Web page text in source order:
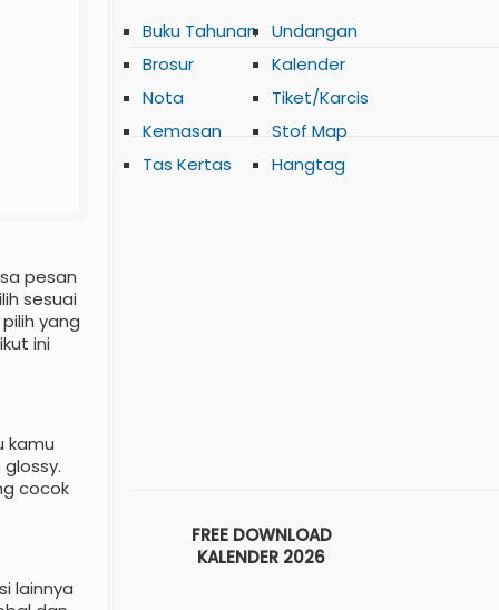
pesan
sesuai
yang
ini
kamu
cocok
lainnya
Buku Tahunan
Brosur
Nota
Kemasan
Tas Kertas
Undangan
Kalender
Tiket/Karcis
Stof Map
Hangtag
FREE DOWNLOAD
KALENDER 2026